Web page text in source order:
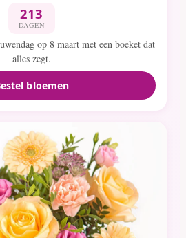
213
DAGEN
op 8 maart met een boeket dat
alles zegt.
bloemen